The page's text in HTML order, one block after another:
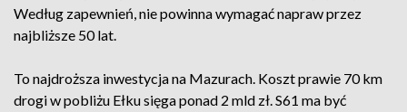
Według zapewnień, nie powinna wymagać napraw przez
najbliższe 50 lat.
To najdroższa inwestycja na Mazurach. Koszt prawie 70 km
drogi w pobliżu Ełku sięga ponad 2 mld zł. S61 ma być